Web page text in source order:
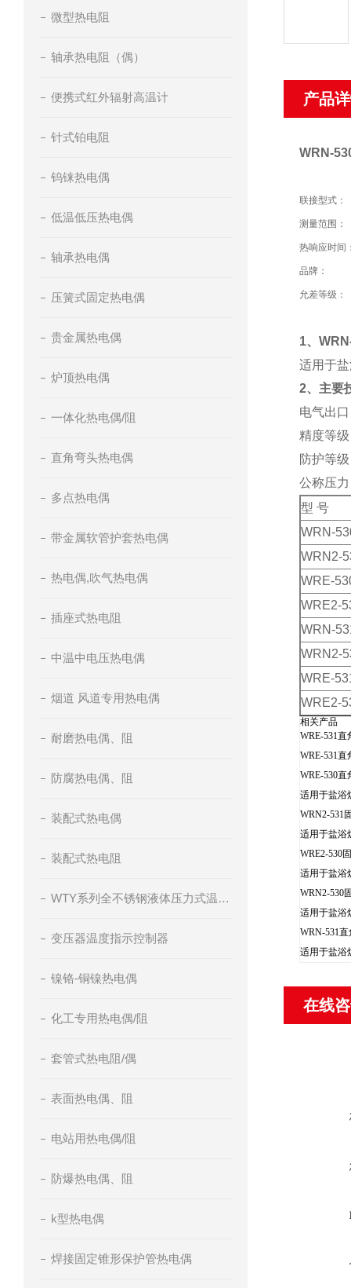
微型热电阻
轴承热电阻（偶）
便携式红外辐射高温计
针式铂电阻
钨铼热电偶
低温低压热电偶
轴承热电偶
压簧式固定热电偶
贵金属热电偶
炉顶热电偶
一体化热电偶/阻
直角弯头热电偶
多点热电偶
带金属软管护套热电偶
热电偶,吹气热电偶
插座式热电阻
中温中电压热电偶
烟道 风道专用热电偶
耐磨热电偶、阻
防腐热电偶、阻
装配式热电偶
装配式热电阻
WTY系列全不锈钢液体压力式温度计
变压器温度指示控制器
镍铬-铜镍热电偶
化工专用热电偶/阻
套管式热电阻/偶
表面热电偶、阻
电站用热电偶/阻
防爆热电偶、阻
k型热电偶
焊接固定锥形保护管热电偶
产品
WRN-
联接型式：
测量范围：
热响应时间
品牌：
允差等级：
1、
适用于
2、 主要
电气出
精度等
防护等
公称压
型 号
WRN-
WRN2-
WRE-
WRE2-
WRN-
WRN2-
WRE-
WRE2-
相关产品
WRE-531
WRE-531
WRE-530
适用于盐浴
WRN2-531
适用于盐浴
WRE2-530
适用于盐浴
WRN2-530
适用于盐浴
WRN-531
适用于盐浴
在线